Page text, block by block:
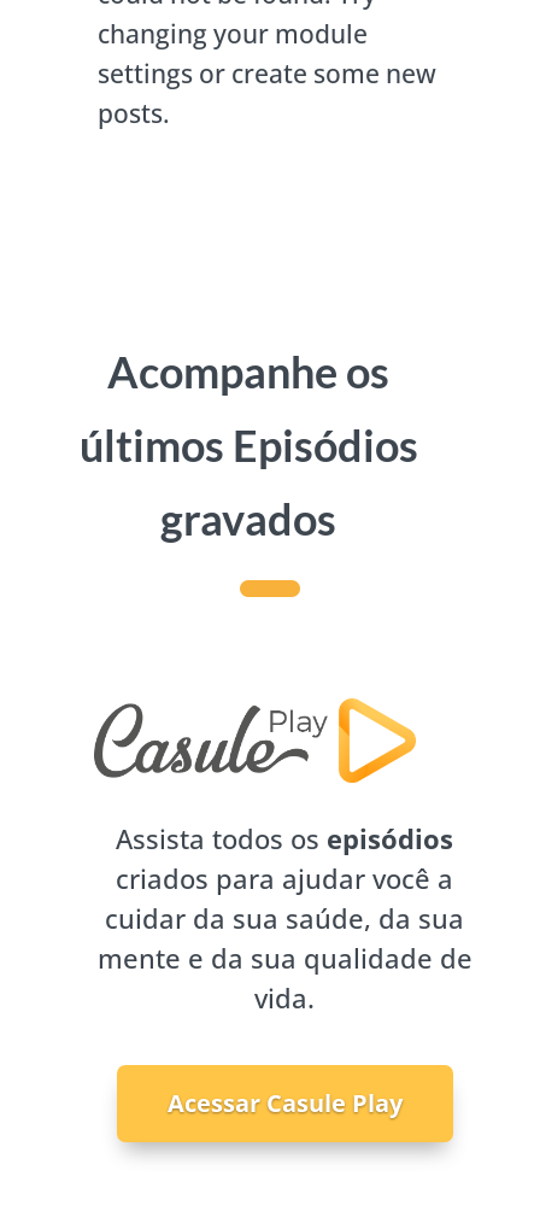
changing your module
settings or create some new
posts.
Acompanhe os
últimos Episódios
gravados
Assista todos os episódios
criados para ajudar você a
cuidar da sua saúde, da sua
mente e da sua qualidade de
vida.
Acessar Casule Play